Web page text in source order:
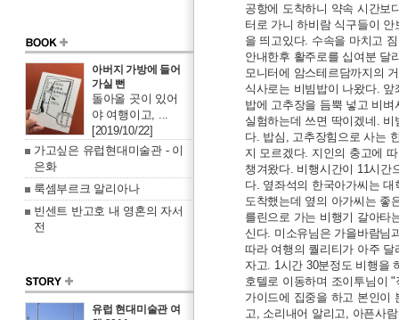
아버지 가방에 들어
가실 뻔
돌아올 곳이 있어
야 여행이고, ...
[2019/10/22]
가고싶은 유럽현대미술관 - 이
은화
룩셈부르크 알리아나
빈센트 반고호 내 영혼의 자서
전
유럽 현대미술관 여
공항에 도착하니 약속 시간보
터로 가니 하비람 식구들이
을 띄고있다. 수속을 마치고
안내한후 활주로를 십여분 달
모니터에 암스테르담까지의
식사로는 비빔밥이 나왔다.
밥에 고추장을 듬뿍 넣고 비
실험하는데 쓰면 딱이겠네.
다. 밥심, 고추장힘으로 사는
지 모르겠다. 지인의 충고에
챙겨왔다. 비행시간이 11시간
다. 옆좌석의 한국아가씨는
도착했는데 옆의 아가씨는 좋
를린으로 가는 비행기 갈아타
신다. 미소유님은 가을바람님
따라 여행의 퀄리티가 아주
자고. 1시간 30분정도 비행을
호텔로 이동하며 조이투님이
가이드에 집중을 하고 본인이
고, 소리내어 알리고, 아픈사